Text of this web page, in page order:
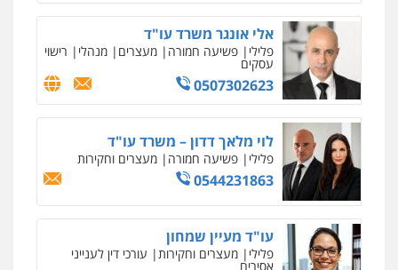
אלי אונגר משרד עו"ד
פלילי פשיעה חמורה מעצרים מנהלי רישוי
עסקים
0507302623
לוי מלאך דדון – משרד עו"ד
פלילי פשיעה חמורה מעצרים וחקירות
0544231863
עו"ד מעיין שמחון
פלילי מעצרים וחקירות עורכי דין לענייני
אסירים
רונן הלל – מוניטין
מחיקת כתבות מגוגל ודחיקת אזכורים
שליליים
שירותים מקצועיים לעורכי דין
0522508109
אחסון אתרים
מהירות הגנה גיבוי תמיכה שירותים
מקצועיים לעורכי דין
מרכז התחלה חדשה
אסירים עבירות מין
לעורכי דין